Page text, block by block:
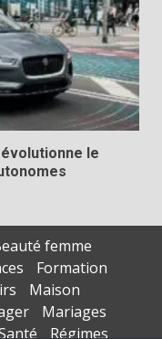
le
femme
Formation
Maison
Mariages
Régimes